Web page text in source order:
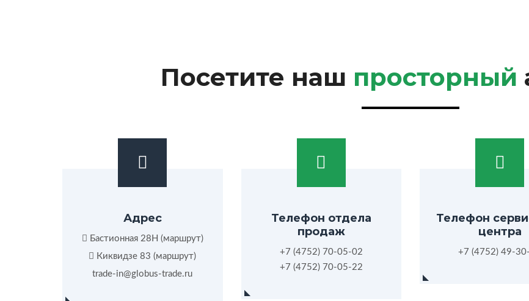
Посетите наш просторный
Адрес
Бастионная 28Н (маршрут)
Киквидзе 83 (маршрут)
trade-in@globus-trade.ru
Телефон отдела
продаж
+7 (4752) 70-05-02
+7 (4752) 70-05-22
Телефон
центра
+7 (4752) 49-